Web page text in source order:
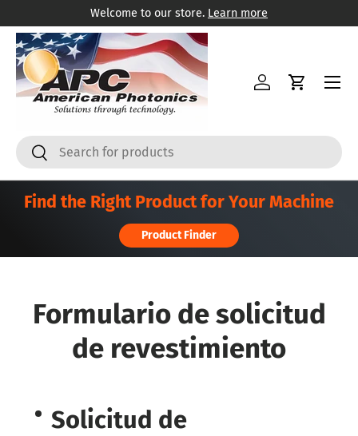
Ir al contenido
Welcome to our store. Learn more
BuscarBuscar
Iniciar sesión
Carrito
Menú
Find the Right Product for Your Machine
Product Finder
Formulario de solicitud
de revestimiento
Solicitud de